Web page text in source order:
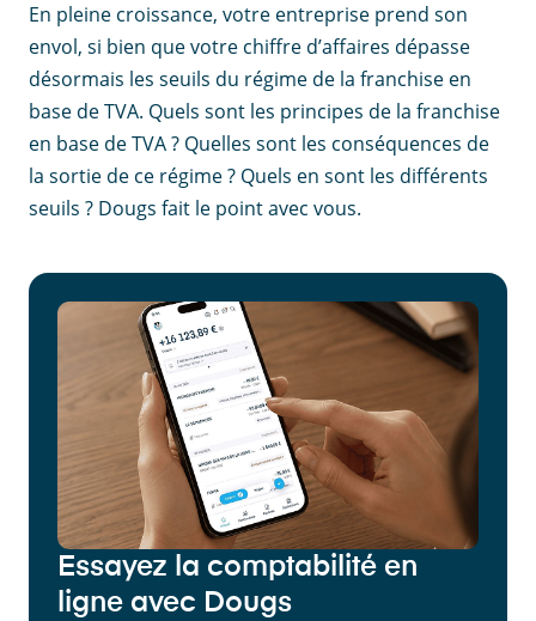
En pleine croissance, votre entreprise prend son
envol, si bien que votre chiffre d’affaires dépasse
désormais les seuils du régime de la franchise en
base de TVA. Quels sont les principes de la franchise
en base de TVA ? Quelles sont les conséquences de
la sortie de ce régime ? Quels en sont les différents
seuils ? Dougs fait le point avec vous.
Essayez la comptabilité en
ligne avec Dougs